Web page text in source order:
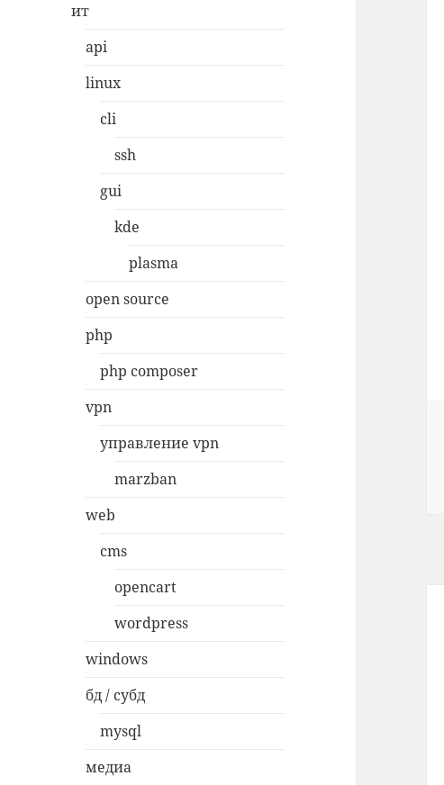
ит
api
linux
cli
ssh
gui
kde
plasma
open source
php
php composer
vpn
управление vpn
marzban
web
cms
opencart
wordpress
windows
бд / субд
mysql
медиа